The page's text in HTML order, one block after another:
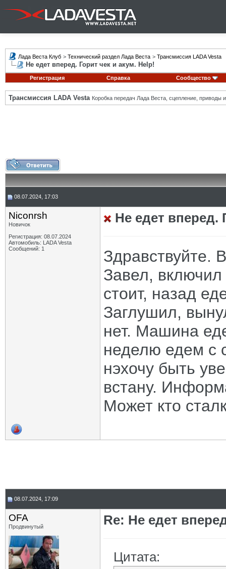
Лада Веста Клуб > Технический раздел Лада Веста > Трансмиссия LADA Vesta
Не едет вперед. Горит чек и акум. Help!
Регистрация Справка Сообщество
Трансмиссия LADA Vesta Коробка передач Лада Веста, сцепление, приводы и
08.07.2024, 17:03
Niconrsh
Новичок
Регистрация: 08.07.2024
Автомобиль: LADA Vesta
Сообщений: 1
Не едет вперед.
Здравствуйте.
Завел,
стоит, назад
Заглушил,
нет. Машина
неделю едем с
нэхочу быть
встану.
Может кто
08.07.2024, 17:09
OFA
Продвинутый Re: Не едет
Цитата: